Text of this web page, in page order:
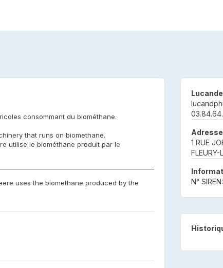
consommant du biométhane.
that runs on biomethane.
utilise le biométhane produit par le
uses the biomethane produced by the
Adresse
1 RUE
FLEURY-
N°